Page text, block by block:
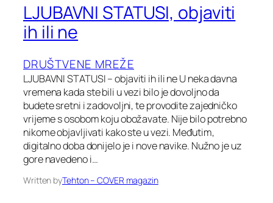
LJUBAVNI STATUSI, objaviti
ih ili ne
DRUŠTVENE MREŽE
LJUBAVNI STATUSI – objaviti ih ili ne U neka davna
vremena kada ste bili u vezi bilo je dovoljno da
budete sretni i zadovoljni, te provodite zajedničko
vrijeme s osobom koju obožavate. Nije bilo potrebno
nikome objavljivati kako ste u vezi. Međutim,
digitalno doba donijelo je i nove navike. Nužno je uz
gore navedeno i…
Written byTehton – COVER magazin